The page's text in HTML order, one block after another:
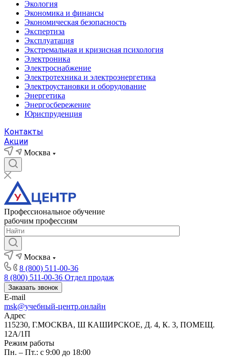
Экология
Экономика и финансы
Экономическая безопасность
Экспертиза
Эксплуатация
Экстремальная и кризисная психология
Электроника
Электроснабжение
Электротехника и электроэнергетика
Электроустановки и оборудование
Энергетика
Энергосбережение
Юриспруденция
Контакты
Акции
Москва
Профессиональное обучение
рабочим профессиям
Москва
8 (800) 511-00-36
8 (800) 511-00-36 Отдел продаж
Заказать звонок
E-mail
msk@учебный-центр.онлайн
Адрес
115230, Г.МОСКВА, Ш КАШИРСКОЕ, Д. 4, К. 3, ПОМЕЩ.
12А/1П
Режим работы
Пн. – Пт.: с 9:00 до 18:00